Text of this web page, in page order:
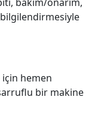
için hemen
bir makine